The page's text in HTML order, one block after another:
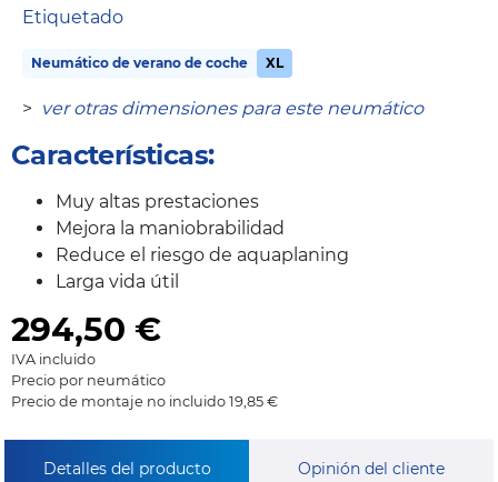
Etiquetado
Neumático de verano de coche XL
> ver otras dimensiones para este neumático
Características:
Muy altas prestaciones
Mejora la maniobrabilidad
Reduce el riesgo de aquaplaning
Larga vida útil
294,50 €
IVA incluido
Precio por neumático
Precio de montaje no incluido 19,85 €
Detalles del producto Opinión del cliente